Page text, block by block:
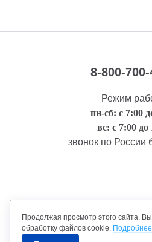
8-800-
Режим
пн-сб: с 7:00
вс: с 7:00 до
звонок по России
Правовая информация
Продолжая просмотр этого сайта,
обработку файлов cookie. Подробнее